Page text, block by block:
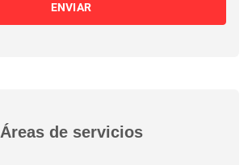
ENVIAR
Áreas de servicios